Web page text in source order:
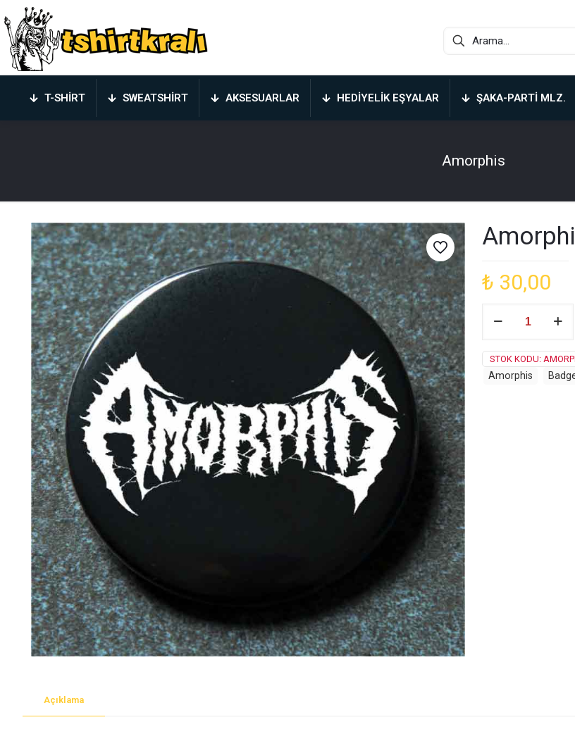
T-SHIRT SWEATSHIRT AKSESUARLAR HEDIYELIK EŞYALAR ŞAKA-PARTI MLZ.
Amorphis
₺ 30,00
adet
STOK KODU:
Amorphis
Açıklama